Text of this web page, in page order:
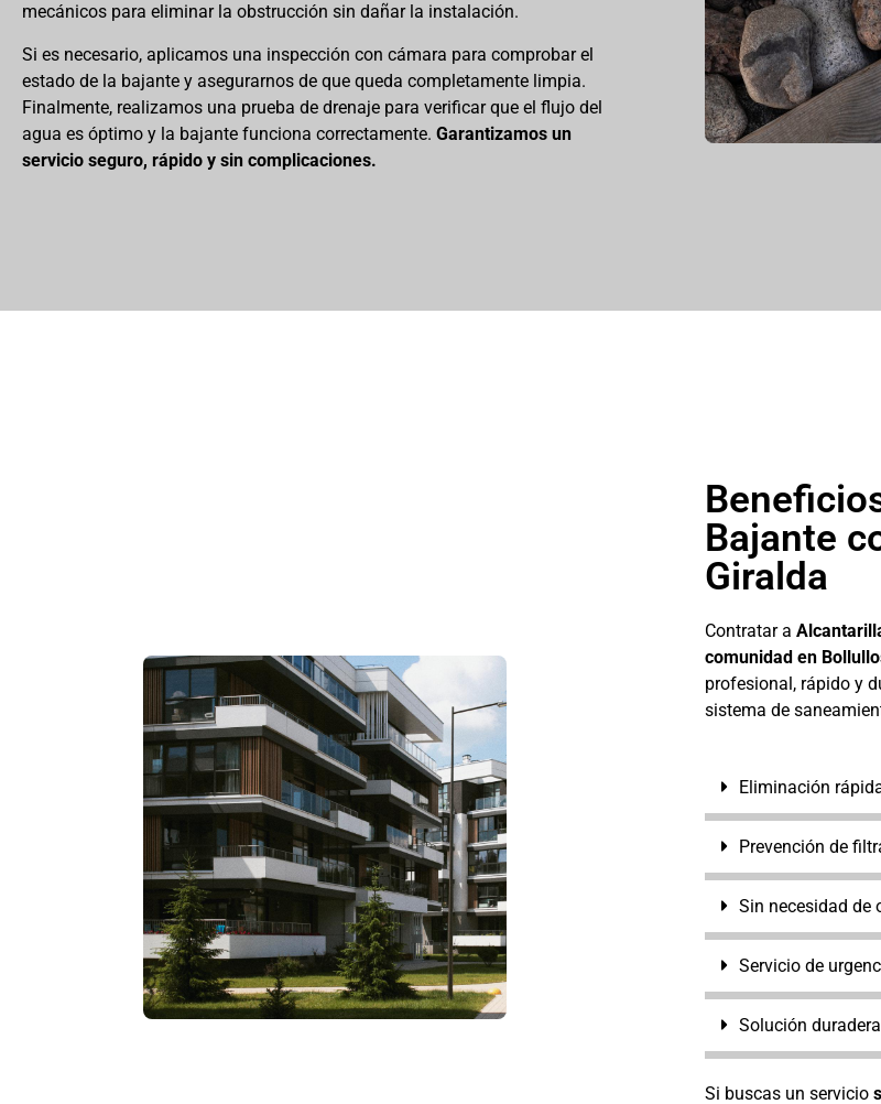
mecánicos para eliminar la obstrucción sin dañar la instalación.
Si es necesario, aplicamos una inspección con cámara para comprobar el
estado de la bajante y asegurarnos de que queda completamente limpia.
Finalmente, realizamos una prueba de drenaje para verificar que el flujo del
agua es óptimo y la bajante funciona correctamente. Garantizamos un
servicio seguro, rápido y sin complicaciones.
Bajante
Giralda
Contratar a
comunidad en
profesional, rápido y
sistema de
Eliminación
Prevención de
Sin necesidad de
Servicio de
Solución
Si buscas un servicio